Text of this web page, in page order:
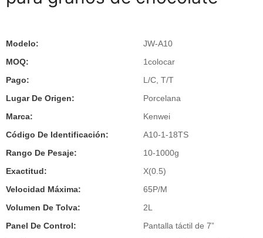
Modelo:
JW-A10
MOQ:
1colocar
Pago:
L/C, T/T
Lugar De Origen:
Porcelana
Marca:
Kenwei
Código De Identificación:
A10-1-18TS
Rango De Pesaje:
10-1000g
Exactitud:
X(0.5)
Velocidad Máxima:
65P/M
Volumen De Tolva:
2L
Panel De Control:
Pantalla táctil de 7”